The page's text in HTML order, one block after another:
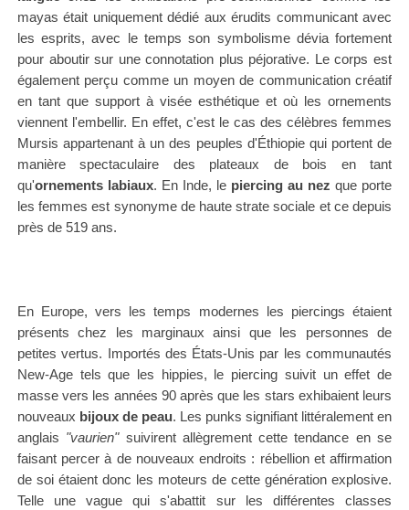
mayas était uniquement dédié aux érudits communicant avec
les esprits, avec le temps son symbolisme dévia fortement
pour aboutir sur une connotation plus péjorative. Le corps est
également perçu comme un moyen de communication créatif
en tant que support à visée esthétique et où les ornements
viennent l'embellir. En effet, c'est le cas des célèbres femmes
Mursis appartenant à un des peuples d'Éthiopie qui portent de
manière spectaculaire des plateaux de bois en tant
qu'ornements labiaux. En Inde, le piercing au nez que porte
les femmes est synonyme de haute strate sociale et ce depuis
près de 519 ans.
En Europe, vers les temps modernes les piercings étaient
présents chez les marginaux ainsi que les personnes de
petites vertus. Importés des États-Unis par les communautés
New-Age tels que les hippies, le piercing suivit un effet de
masse vers les années 90 après que les stars exhibaient leurs
nouveaux bijoux de peau. Les punks signifiant littéralement en
anglais "vaurien"suivirent allègrement cette tendance en se
faisant percer à de nouveaux endroits : rébellion et affirmation
de soi étaient donc les moteurs de cette génération explosive.
Telle une vague qui s'abattit sur les différentes classes